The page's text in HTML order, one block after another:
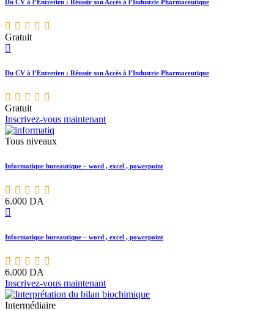
Du CV à l’Entretien : Réussir son Accès à l’Industrie Pharmaceutique
Gratuit
Du CV à l’Entretien : Réussir son Accès à l’Industrie Pharmaceutique
Gratuit
Inscrivez-vous maintenant
Tous niveaux
Informatique bureautique – word , excel , powerpoint
6.000 DA
Informatique bureautique – word , excel , powerpoint
6.000 DA
Inscrivez-vous maintenant
Intermédiaire